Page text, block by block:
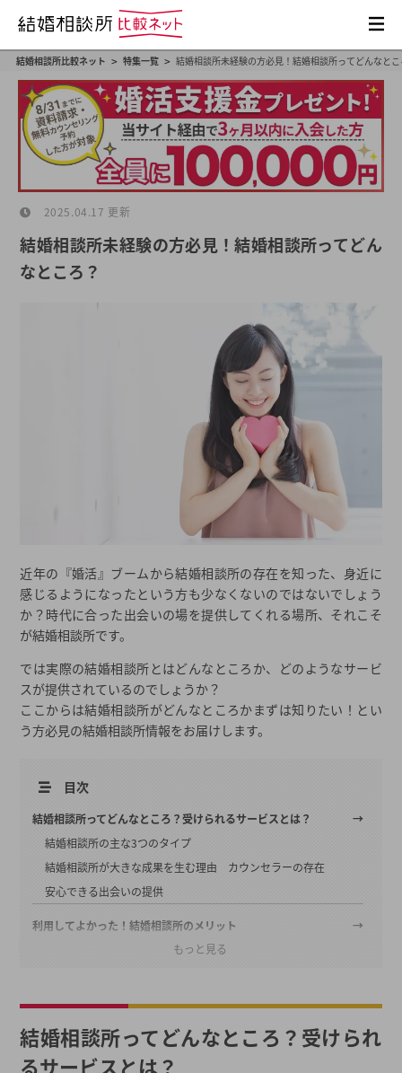
結婚相談所比較ネット > 特集一覧 > 結婚相談所未経験の方必見！結婚相談所ってどんなと
2025.04.17 更新
結婚相談所未経験の方必見！結婚相談所ってどん
なところ？
近年の『婚活』ブームから結婚相談所の存在を知った、身近に
感じるようになったという方も少なくないのではないでしょう
か？時代に合った出会いの場を提供してくれる場所、それこそ
が結婚相談所です。
では実際の結婚相談所とはどんなところか、どのようなサービ
スが提供されているのでしょうか？
ここからは結婚相談所がどんなところかまずは知りたい！とい
う方必見の結婚相談所情報をお届けします。
目次
結婚相談所ってどんなところ？受けられるサービスとは？
結婚相談所の主な3つのタイプ
結婚相談所が大きな成果を生む理由 カウンセラーの存在
安心できる出会いの提供
利用してよかった！結婚相談所のメリット
出会う人を限定できるからこそ早期のゴールが可能！
現実的に考えて、結婚相談所の利用ってどうなんだろう？とお悩み
の方へ
もっと見る
結婚相談所ってどんなところ？受けられ
るサービスとは？